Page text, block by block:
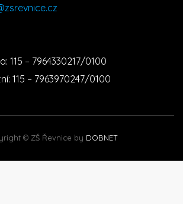
115 – 7964330217/0100
115 – 7963970247/0100
© ZŠ Řevnice by DOBNET